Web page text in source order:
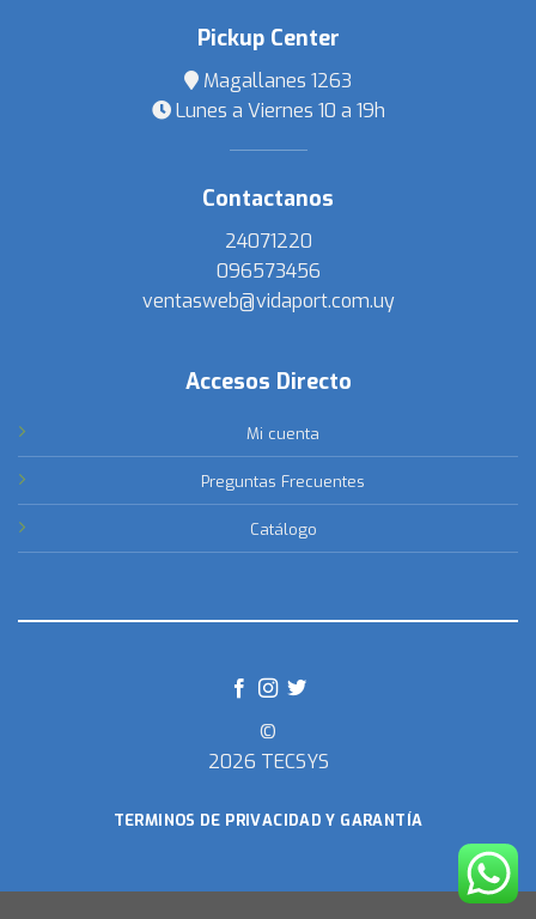
Pickup Center
Magallanes 1263
Lunes a Viernes 10 a 19h
Contactanos
24071220
096573456
ventasweb@vidaport.com.uy
Accesos Directo
Mi cuenta
Preguntas Frecuentes
Catálogo
©
2026 TECSYS
TERMINOS DE PRIVACIDAD Y GARANTÍA